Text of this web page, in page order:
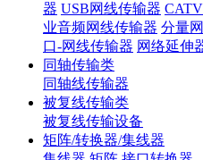
器 USB网线传输器
业音频网线传输器 分量
口-网线传输器 网络延伸
同轴传输类
同轴线传输器
被复线传输类
被复线传输设备
矩阵/转换器/集线器